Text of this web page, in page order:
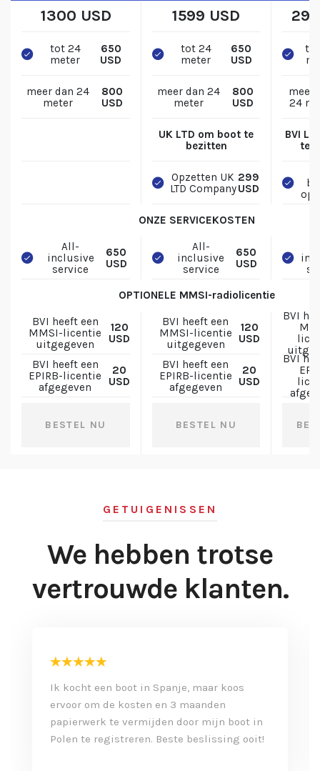
1300 USD 1599 USD
tot 24
meter
650
USD
tot 24
meter
650
USD
meer dan 24
meter
800
USD
meer dan 24
meter
800
USD
meer
24
UK LTD om boot te
bezitten
BVI
te
Opzetten UK
LTD Company
299
USD
ONZE SERVICEKOSTEN
All-
inclusive
service
650
USD
All-
inclusive
service
650
USD
OPTIONELE MMSI-radiolicentie
BVI heeft een
MMSI-licentie
uitgegeven
120
USD
BVI heeft een
MMSI-licentie
uitgegeven
120
USD
BVI
BVI heeft een
EPIRB-licentie
afgegeven
20
USD
BVI heeft een
EPIRB-licentie
afgegeven
20
USD
BVI
BESTEL NU BESTEL NU
GETUIGENISSEN
We hebben trotse
vertrouwde klanten.
Ik kocht een boot in Spanje, maar koos
ervoor om de kosten en 3 maanden
papierwerk te vermijden door mijn boot in
Polen te registreren. Beste beslissing ooit!